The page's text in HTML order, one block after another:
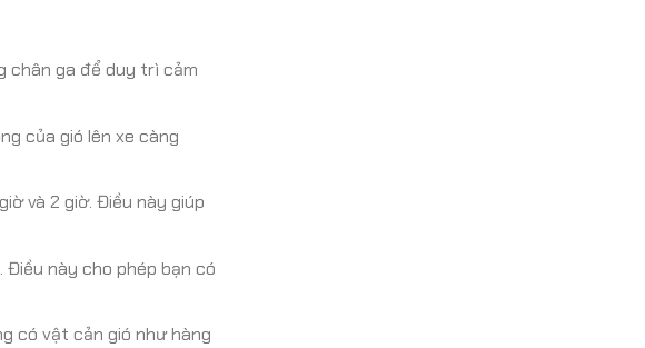
chân ga để duy trì cảm
của gió lên xe càng
và 2 giờ. Điều này giúp
này cho phép bạn có
có vật cản gió như hàng